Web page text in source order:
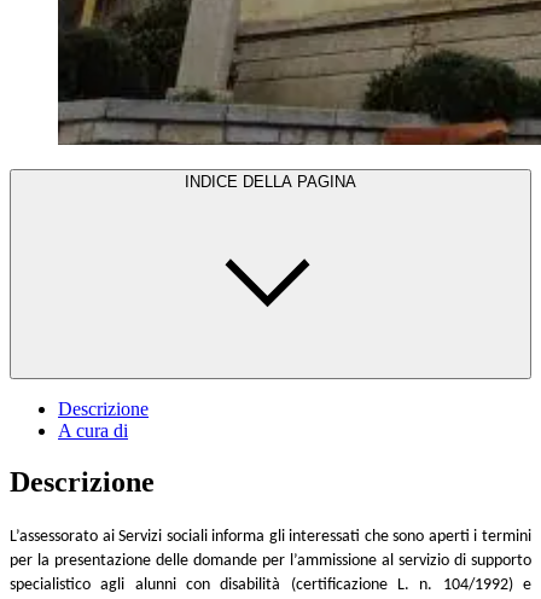
INDICE DELLA PAGINA
Descrizione
A cura di
Descrizione
L’assessorato ai Servizi sociali informa gli interessati che sono aperti i termini
per la presentazione delle domande per l’ammissione al servizio di supporto
specialistico agli alunni con disabilità (certificazione L. n. 104/1992) e